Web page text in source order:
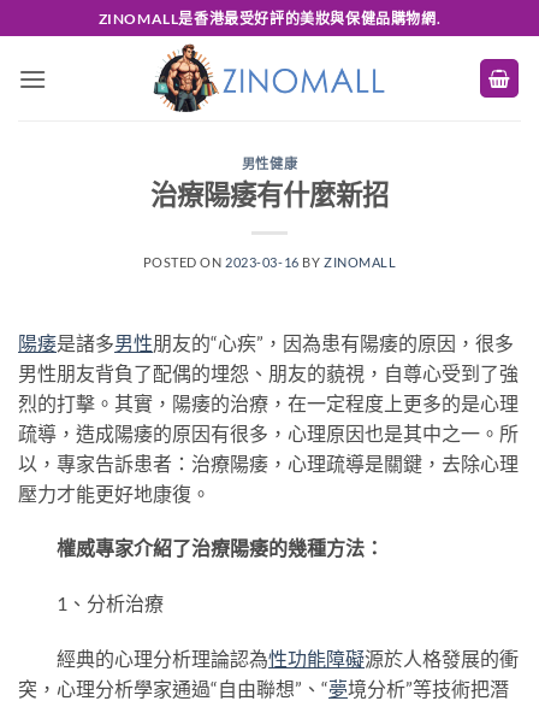
to
content
ZINOMALL是香港最受好評的美妝與保健品購物網.
男性健康
治療陽痿有什麼新招
POSTED ON 2023-03-16 BY ZINOMALL
陽痿是諸多男性朋友的“心疾”，因為患有陽痿的原因，很多
男性朋友背負了配偶的埋怨、朋友的藐視，自尊心受到了強
烈的打擊。其實，陽痿的治療，在一定程度上更多的是心理
疏導，造成陽痿的原因有很多，心理原因也是其中之一。所
以，專家告訴患者：治療陽痿，心理疏導是關鍵，去除心理
壓力才能更好地康復。
權威專家介紹了治療陽痿的幾種方法：
1、分析治療
經典的心理分析理論認為性功能障礙源於人格發展的衝
突，心理分析學家通過“自由聯想”、“夢境分析”等技術把潛